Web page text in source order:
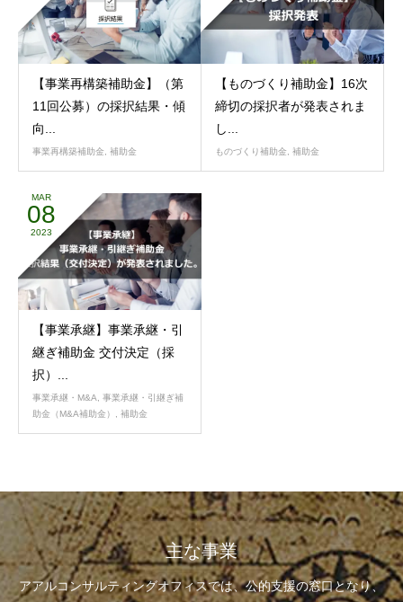
【事業再構築補助金】（第
11回公募）の採択結果・傾
向...
事業再構築補助金, 補助金
【ものづくり補助金】16次
締切の採択者が発表されま
し...
ものづくり補助金, 補助金
MAR
08
2023
【事業承継】事業承継・引
継ぎ補助金 交付決定（採
択）...
事業承継・M&A
事業承継・引継ぎ補
助金（M&A補助金）
補助金
主な事業
アアルコンサルティングオフィスでは、公的支援の窓口となり、